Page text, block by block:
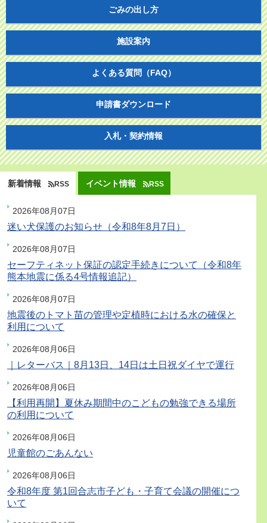
ごみの出し方
施設案内
よくある質問（FAQ）
申請書ダウンロード
入札・契約情報
新着情報 RSS イベント情報 RSS
2026年08月07日
迷い犬保護のお知らせ（令和8年8月7日）
2026年08月07日
セーフティネット保証の認定手続きについて（令和8年
熊本地震に係る4号情報追記）
2026年08月07日
地震後のトマト苗の管理や定植時における水の確保と
利用について
2026年08月06日
｜レターバス｜8月13日、14日は土日祝ダイヤで運行
2026年08月06日
【利用再開】夏休み期間中のこどもの勉強できる場所
の利用について
2026年08月06日
児童館のごあんない
2026年08月06日
令和8年度 第1回合志市子ども・子育て会議の開催につ
いて